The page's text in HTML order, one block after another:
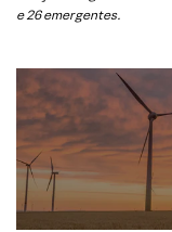
e 26 emergentes.